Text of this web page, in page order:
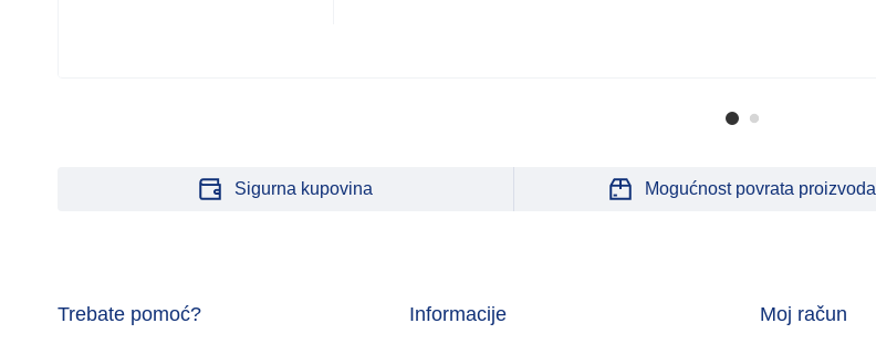
Sigurna kupovina Mogućnost povrata proizvoda
Trebate pomoć? Informacije Moj račun